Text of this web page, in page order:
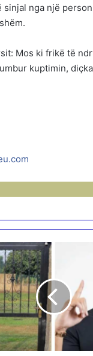
sinjal nga një
Mos ki frikë të
kuptimin,